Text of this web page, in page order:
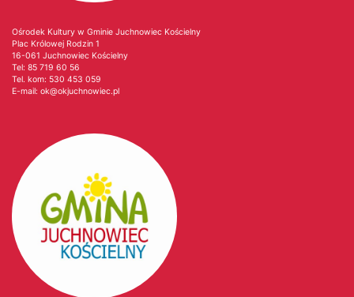
Ośrodek Kultury w Gminie Juchnowiec Kościelny
Plac Królowej Rodzin 1
16-061 Juchnowiec Kościelny
Tel: 85 719 60 56
Tel. kom: 530 453 059
E-mail: ok@okjuchnowiec.pl